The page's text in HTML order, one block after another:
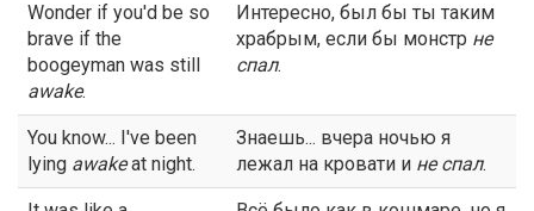
Wonder if you'd be so
brave if the
boogeyman was still
awake.
Интересно, был бы ты таким
храбрым, если бы монстр не
спал.
You know... I've been
lying awakeat night.
Знаешь... вчера ночью я
лежал на кровати и не спал.